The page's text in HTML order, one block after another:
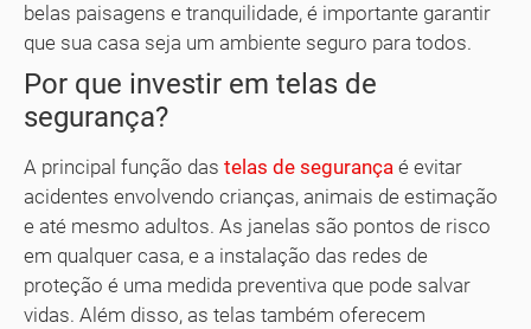
belas paisagens e tranquilidade, é importante garantir
que sua casa seja um ambiente seguro para todos.
Por que investir em telas de
segurança?
A principal função das telas de segurança é evitar
acidentes envolvendo crianças, animais de estimação
e até mesmo adultos. As janelas são pontos de risco
em qualquer casa, e a instalação das redes de
proteção é uma medida preventiva que pode salvar
vidas. Além disso, as telas também oferecem